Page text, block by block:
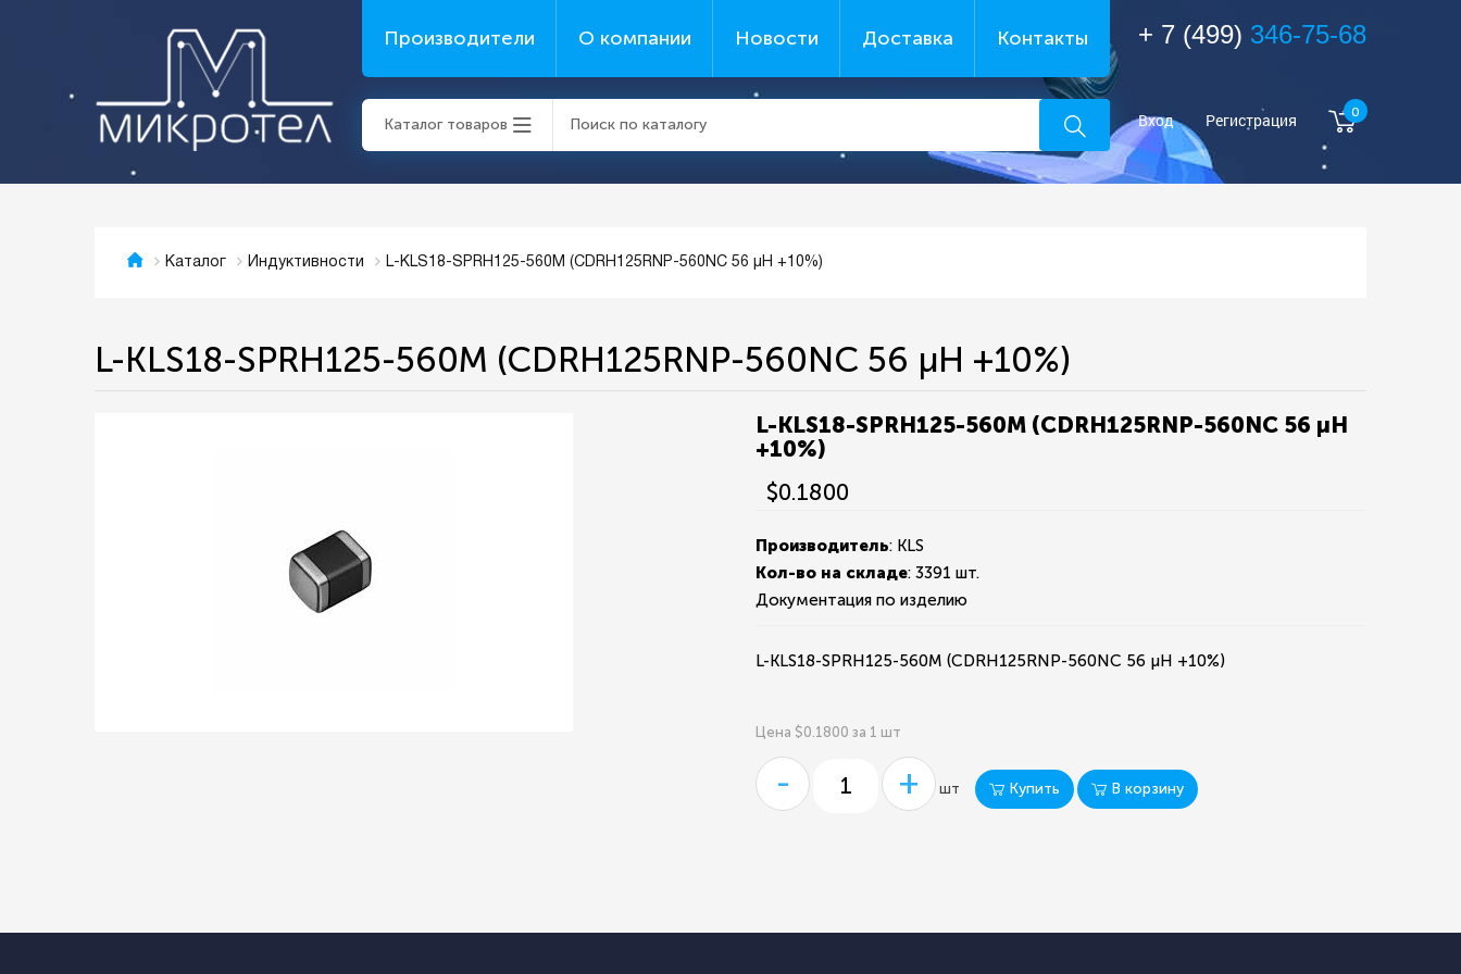
Производители О компании Новости Доставка Контакты
Каталог товаров
+ 7 (499) 346-75-68
Вход Регистрация 0
Каталог Индуктивности L-KLS18-SPRH125-560M (CDRH125RNP-560NC 56 µH +10%)
L-KLS18-SPRH125-560M (CDRH125RNP-560NC 56 µH +10%)
L-KLS18-SPRH125-560M (CDRH125RNP-560NC 56 µH
+10%)
$0.1800
Производитель: KLS
Кол-во на складе:3391 шт.
Документация по изделию
L-KLS18-SPRH125-560M (CDRH125RNP-560NC 56 µH +10%)
Цена $0.1800 за 1 шт
- + шт Купить В корзину